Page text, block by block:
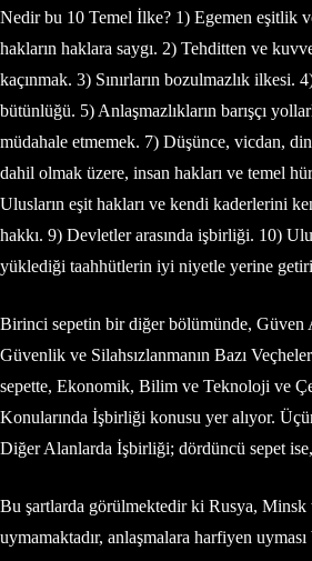
Nedir bu 10 Temel İlke? 1) Egemen eşitlik
hakların haklara saygı. 2) Tehditten ve
kaçınmak. 3) Sınırların bozulmazlık ilkesi.
bütünlüğü. 5) Anlaşmazlıkların barışçı
müdahale etmemek. 7) Düşünce, vicdan,
dahil olmak üzere, insan hakları ve temel
Ulusların eşit hakları ve kendi kaderlerini
hakkı. 9) Devletler arasında işbirliği. 10)
yüklediği taahhütlerin iyi niyetle yerine
Birinci sepetin bir diğer bölümünde, Güven
Güvenlik ve Silahsızlanmanın Bazı
sepette, Ekonomik, Bilim ve Teknoloji ve
Konularında İşbirliği konusu yer alıyor.
Diğer Alanlarda İşbirliği; dördüncü sepet ise,
Bu şartlarda görülmektedir ki Rusya, Minsk
uymamaktadır, anlaşmalara harfiyen